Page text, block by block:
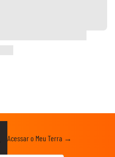
Acessar o Meu Terra →